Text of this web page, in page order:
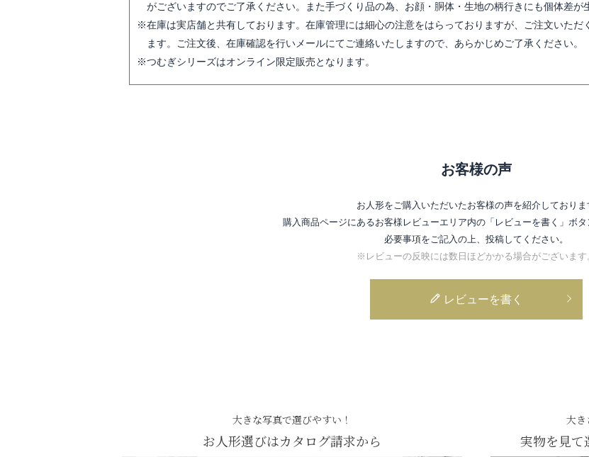
がございますのでご了承ください。また手づくり品の為、お顔・胴体・生地の柄行きにも個体差が
在庫は実店舗と共有しております。在庫管理には細心の注意をはらっておりますが、ご注文いた
ます。ご注文後、在庫確認を行いメールにてご連絡いたしますので、あらかじめご了承ください。
つむぎシリーズはオンライン限定販売となります。
お客様の声
お人形をご購入いただいたお客様の声を紹介しておりま
購入商品ページにあるお客様レビューエリア内の 「レビューを書く」ボ
必要事項をご記入の上、投稿してください。
※レビューの反映には数日ほどかかる場合がございます
レビューを書く
大きな写真で選びやすい！
お人形選びはカタログ請求から
大き
実物を見て